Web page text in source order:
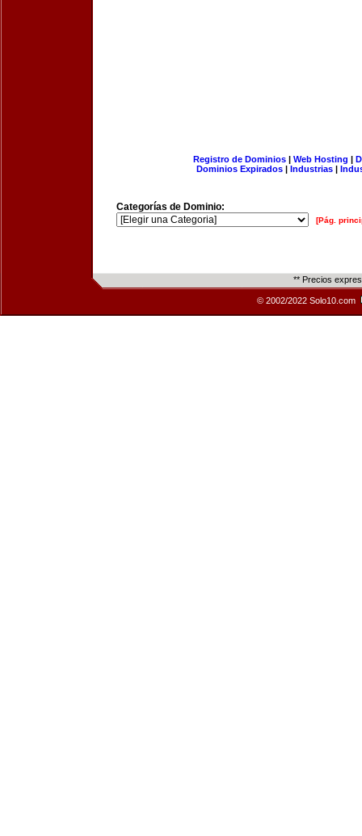
Registro de Dominios| Web Hosting |
Dominios Expirados | Industrias |
Categorías de Dominio:
[Pág.
** Precios
© 2002/2022 Solo10.com